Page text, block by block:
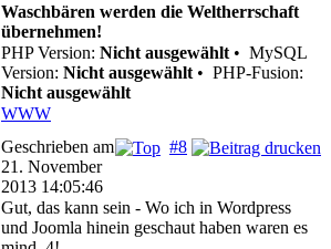
Waschbären werden die Weltherrschaft
übernehmen!
PHP Version: Nicht ausgewählt • MySQL
Version: Nicht ausgewählt • PHP-Fusion:
Nicht ausgewählt
WWW
#8
Geschrieben am
21. November
2013 14:05:46
Gut, das kann sein - Wo ich in Wordpress
und Joomla hinein geschaut haben waren es